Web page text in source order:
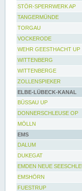
STÖR-SPERRWERK AP
TANGERMÜNDE
TORGAU
VOCKERODE
WEHR GEESTHACHT UP
WITTENBERG
WITTENBERGE
ZOLLENSPIEKER
ELBE-LÜBECK-KANAL
BÜSSAU UP
DONNERSCHLEUSE OP
MÖLLN
EMS
DALUM
DUKEGAT
EMDEN NEUE
EMSHÖRN
FUESTRUP